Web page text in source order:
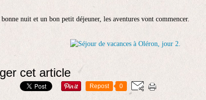
nuit et un bon petit déjeuner, les aventures vont commencer.
cet article
Repost 0